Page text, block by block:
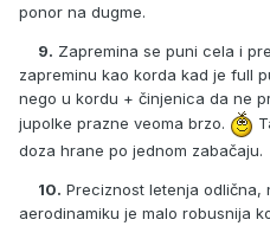
ponor na dugme.
9. Zapremina se puni cela i
zapreminu kao korda kad je full
nego u kordu + činjenica da ne
jupolke prazne veoma brzo.
doza hrane po jednom zabačaju.
10. Preciznost letenja odlična,
aerodinamiku je malo robusnija